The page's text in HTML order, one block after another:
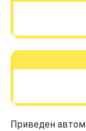
Приведен